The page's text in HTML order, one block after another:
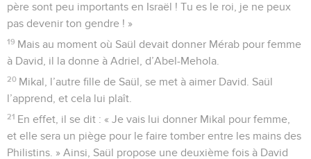
père sont peu importants en Israël ! Tu es le roi, je ne peux
pas devenir ton gendre ! »
19 Mais au moment où Saül devait donner Mérab pour femme
à David, il la donne à Adriel, d’Abel-Mehola.
20 Mikal, l’autre fille de Saül, se met à aimer David. Saül
l’apprend, et cela lui plaît.
21 En effet, il se dit : « Je vais lui donner Mikal pour femme,
et elle sera un piège pour le faire tomber entre les mains des
Philistins. » Ainsi, Saül propose une deuxième fois à David